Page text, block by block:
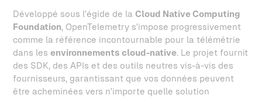
Développé sous l'égide de laCloud Native Computing
Foundation, OpenTelemetry s'impose progressivement
comme la référence incontournable pour la télémétrie
dans lesenvironnements cloud-native. Le projet fournit
des SDK, des APIs et des outils neutres vis-à-vis des
fournisseurs, garantissant que vos données peuvent
être acheminées vers n'importe quelle solution